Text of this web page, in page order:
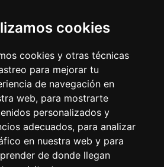
cookies
cookies y otras técnicas
para mejorar tu
de navegación en
web, para mostrarte
personalizados y
adecuados, para analizar
en nuestra web y para
de donde llegan
y no relacionada con ninguna organización o
competiciones, marcas comerciales y
página de resultados de ciclismo son
No tenemos afiliación, patrocinio ni
Toda la información proporcionada
con fines informativos y para la